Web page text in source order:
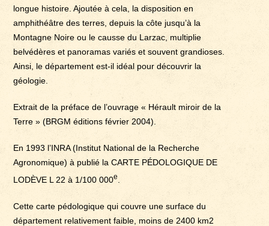
longue histoire. Ajoutée à cela, la disposition en
amphithéâtre des terres, depuis la côte jusqu’à la
Montagne Noire ou le causse du Larzac, multiplie
belvédères et panoramas variés et souvent grandioses.
Ainsi, le département est-il idéal pour découvrir la
géologie.
Extrait de la préface de l’ouvrage « Hérault miroir de la
Terre » (BRGM éditions février 2004).
En 1993 l’INRA (Institut National de la Recherche
Agronomique) à publié la CARTE PÉDOLOGIQUE DE
LODÈVE L 22 à 1/100 000e
Cette carte pédologique qui couvre une surface du
département relativement faible, moins de 2400 km2